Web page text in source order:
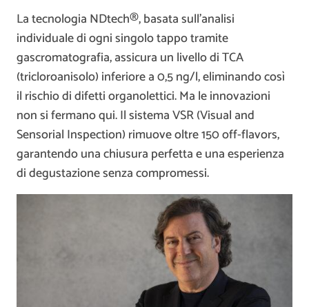
La tecnologia NDtech®, basata sull’analisi
individuale di ogni singolo tappo tramite
gascromatografia, assicura un livello di TCA
(tricloroanisolo) inferiore a 0,5 ng/l, eliminando così
il rischio di difetti organolettici. Ma le innovazioni
non si fermano qui. Il sistema VSR (Visual and
Sensorial Inspection) rimuove oltre 150 off-flavors,
garantendo una chiusura perfetta e una esperienza
di degustazione senza compromessi.